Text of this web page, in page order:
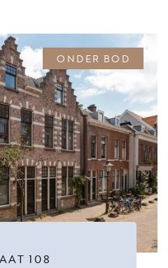
ONDER BOD
108